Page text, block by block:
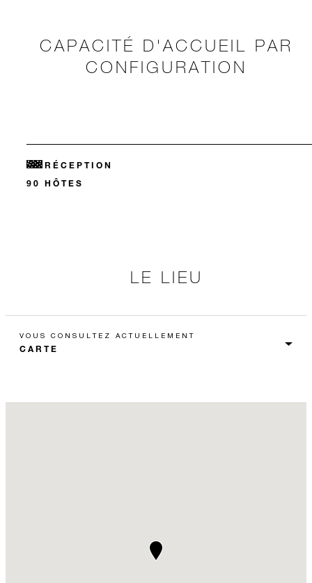
CAPACITÉ D'ACCUEIL PAR
CONFIGURATION
RÉCEPTION
90 HÔTES
LE LIEU
VOUS CONSULTEZ ACTUELLEMENT